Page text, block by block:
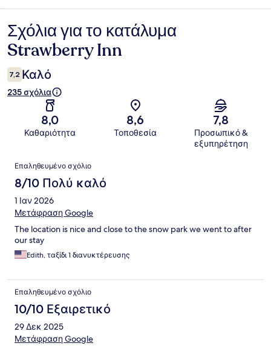
Σχόλια
Σχόλια για το κατάλυμα
Strawberry Inn
7,2 Καλό
235 σχόλια
8,0
Καθαριότητα
8,6
Τοποθεσία
7,8
Προσωπικό &
εξυπηρέτηση
Σχόλια
Επαληθευμένο σχόλιο
8/10 Πολύ καλό
1 Ιαν 2026
Μετάφραση Google
The location is nice and close to the snow park we went to after
our stay
Edith, ταξίδι 1 διανυκτέρευσης
Επαληθευμένο σχόλιο
10/10 Εξαιρετικό
29 Δεκ 2025
Μετάφραση Google